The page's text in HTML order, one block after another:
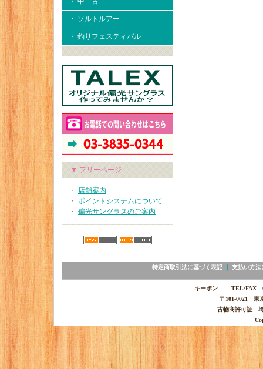
・ ソルトルアー
・ 釣りフェスティバル
▼ フリーページ
・ 店舗案内
・ ポイントシステムについて
・ 偏光サングラスのご案内
特定商取引法に基づく表記｜ 支払い方法
キーポン TEL/FAX
〒101-0021 東
古物商許可証